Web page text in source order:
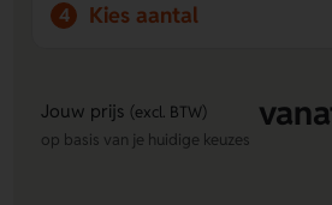
4 Kies aantal
Jouw prijs (excl. BTW)
op basis van je huidige keuzes